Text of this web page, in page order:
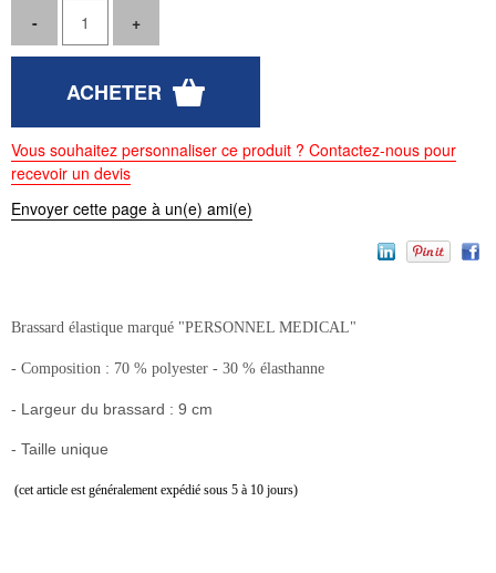
Vous souhaitez personnaliser ce produit ? Contactez-nous pour
recevoir un devis
Envoyer cette page à un(e) ami(e)
Brassard élastique marqué "PERSONNEL MEDICAL"
- Composition : 70 % polyester - 30 % élasthanne
- Largeur du brassard : 9 cm
- Taille unique
(cet article est généralement expédié sous 5 à 10 jours)